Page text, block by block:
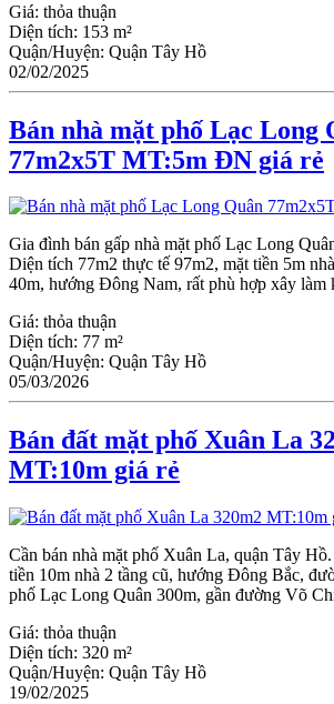
Giá: thỏa thuận
Diện tích: 153 m²
Quận/Huyện: Quận Tây Hồ
02/02/2025
Bán nhà mặt phố Lạc Long
77m2x5T MT:5m ĐN giá rẻ
Gia đình bán gấp nhà mặt phố Lạc Long
Diện tích 77m2 thực tế 97m2, mặt tiền 5m
40m, hướng Đông Nam, rất phù hợp xây làm
Giá: thỏa thuận
Diện tích: 77 m²
Quận/Huyện: Quận Tây Hồ
05/03/2026
Bán đất mặt phố Xuân La
MT:10m giá rẻ
Cần bán nhà mặt phố Xuân La, quận Tây
tiền 10m nhà 2 tầng cũ, hướng Đông Bắc,
phố Lạc Long Quân 300m, gần đường Võ
Giá: thỏa thuận
Diện tích: 320 m²
Quận/Huyện: Quận Tây Hồ
19/02/2025